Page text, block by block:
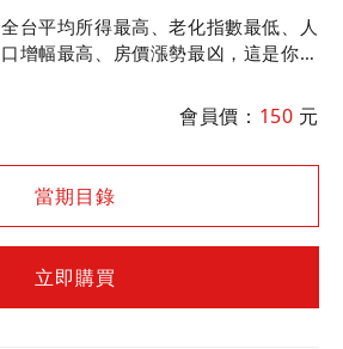
全台平均所得最高、老化指數最低、人
口增幅最高、房價漲勢最凶，這是你不
碼，揭開竹北神祕地主的面紗，全面解
會員價： 150 元
當期目錄
立即購買